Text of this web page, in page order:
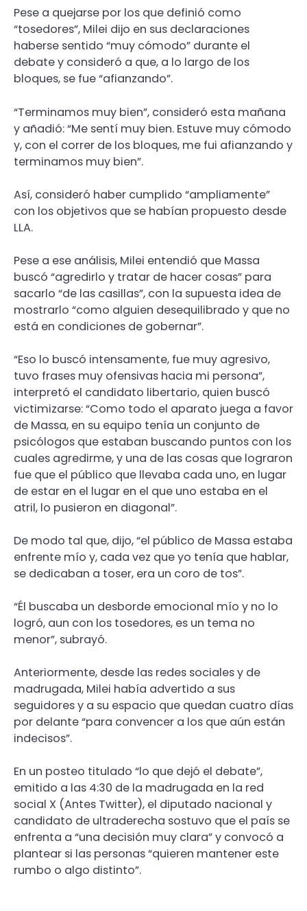
Pese a quejarse por los que definió como
“tosedores”, Milei dijo en sus declaraciones
haberse sentido “muy cómodo” durante el
debate y consideró a que, a lo largo de los
bloques, se fue “afianzando”.
“Terminamos muy bien”, consideró esta mañana
y añadió: “Me sentí muy bien. Estuve muy cómodo
y, con el correr de los bloques, me fui afianzando y
terminamos muy bien”.
Así, consideró haber cumplido “ampliamente”
con los objetivos que se habían propuesto desde
LLA.
Pese a ese análisis, Milei entendió que Massa
buscó “agredirlo y tratar de hacer cosas” para
sacarlo “de las casillas”, con la supuesta idea de
mostrarlo “como alguien desequilibrado y que no
está en condiciones de gobernar”.
“Eso lo buscó intensamente, fue muy agresivo,
tuvo frases muy ofensivas hacia mi persona”,
interpretó el candidato libertario, quien buscó
victimizarse: “Como todo el aparato juega a favor
de Massa, en su equipo tenía un conjunto de
psicólogos que estaban buscando puntos con los
cuales agredirme, y una de las cosas que lograron
fue que el público que llevaba cada uno, en lugar
de estar en el lugar en el que uno estaba en el
atril, lo pusieron en diagonal”.
De modo tal que, dijo, “el público de Massa estaba
enfrente mío y, cada vez que yo tenía que hablar,
se dedicaban a toser, era un coro de tos”.
“Él buscaba un desborde emocional mío y no lo
logró, aun con los tosedores, es un tema no
menor”, subrayó.
Anteriormente, desde las redes sociales y de
madrugada, Milei había advertido a sus
seguidores y a su espacio que quedan cuatro días
por delante “para convencer a los que aún están
indecisos”.
En un posteo titulado “lo que dejó el debate”,
emitido a las 4:30 de la madrugada en la red
social X (Antes Twitter), el diputado nacional y
candidato de ultraderecha sostuvo que el país se
enfrenta a “una decisión muy clara” y convocó a
plantear si las personas “quieren mantener este
rumbo o algo distinto”.